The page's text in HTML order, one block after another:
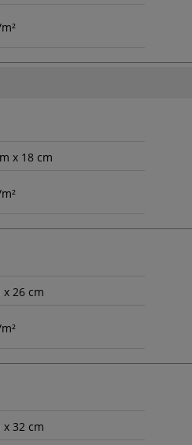
x 18 cm
x 26 cm
x 32 cm